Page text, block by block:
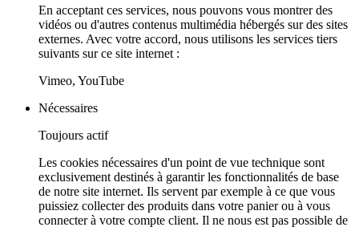
En acceptant ces services, nous pouvons vous montrer des
vidéos ou d'autres contenus multimédia hébergés sur des sites
externes. Avec votre accord, nous utilisons les services tiers
suivants sur ce site internet :
Vimeo, YouTube
Nécessaires
Toujours actif
Les cookies nécessaires d'un point de vue technique sont
exclusivement destinés à garantir les fonctionnalités de base
de notre site internet. Ils servent par exemple à ce que vous
puissiez collecter des produits dans votre panier ou à vous
connecter à votre compte client. Il ne nous est pas possible de